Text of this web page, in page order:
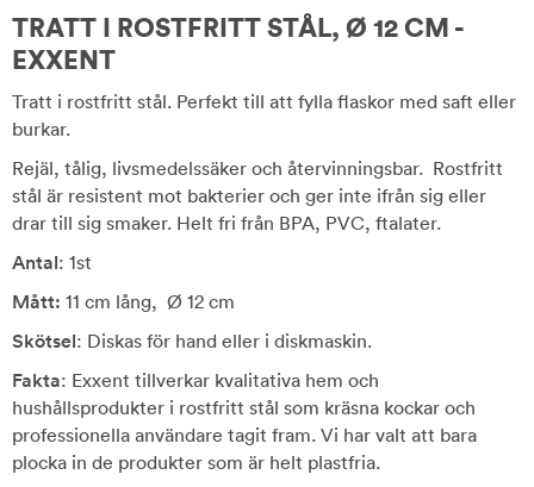
TRATT I ROSTFRITT STÅL, Ø 12 CM -
EXXENT
Tratt i rostfritt stål. Perfekt till att fylla flaskor med saft eller
burkar.
Rejäl, tålig, livsmedelssäker och återvinningsbar. Rostfritt
stål är resistent mot bakterier och ger inte ifrån sig eller
drar till sig smaker. Helt fri från BPA, PVC, ftalater.
Antal: 1st
Mått: 11 cm lång, Ø 12 cm
Skötsel: Diskas för hand eller i diskmaskin.
Fakta: Exxent tillverkar kvalitativa hem och
hushållsprodukter i rostfritt stål som kräsna kockar och
professionella användare tagit fram. Vi har valt att bara
plocka in de produkter som är helt plastfria.